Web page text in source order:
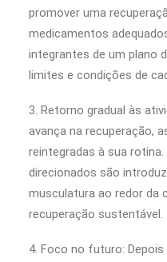
promover uma
medicamentos
integrantes de um plano
limites e condições de
3. Retorno gradual às
avança na recuperação,
reintegradas à sua
direcionados são
musculatura ao redor da
recuperação sustentável.
4. Foco no futuro: